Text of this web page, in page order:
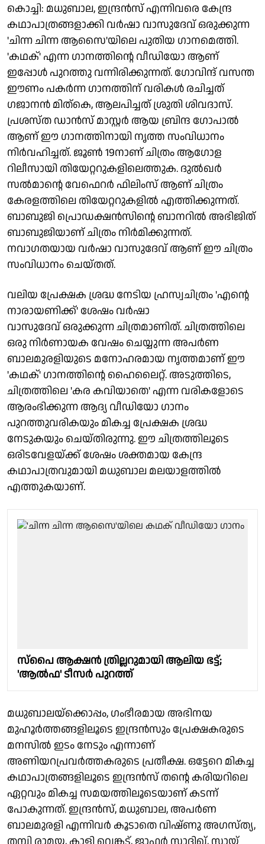
കൊച്ചി: മധുബാല, ഇന്ദ്രൻസ് എന്നിവരെ കേന്ദ്ര
കഥാപാത്രങ്ങളാക്കി വർഷാ വാസുദേവ് ഒരുക്കുന്ന
'ചിന്ന ചിന്ന ആസൈ'യിലെ പുതിയ ഗാനമെത്തി.
'കഥക്' എന്ന ഗാനത്തിന്റെ വീഡിയോ ആണ്
ഇപ്പോൾ പുറത്തു വന്നിരിക്കുന്നത്. ഗോവിന്ദ് വസന്ത
ഈണം പകർന്ന ഗാനത്തിന് വരികൾ രചിച്ചത്
ഗജാനൻ മിത്‍കെ, ആലപിച്ചത് ശ്രുതി ശിവദാസ്.
പ്രശസ്ത ഡാൻസ് മാസ്റ്റർ ആയ ബ്രിന്ദ ഗോപാൽ
ആണ് ഈ ഗാനത്തിനായി നൃത്ത സംവിധാനം
നിർവഹിച്ചത്. ജൂൺ 19നാണ് ചിത്രം ആഗോള
റിലീസായി തിയേറ്ററുകളിലെത്തുക. ദുൽഖർ
സൽമാന്റെ വേഫെറർ ഫിലിംസ് ആണ് ചിത്രം
കേരളത്തിലെ തിയേറ്ററുകളിൽ എത്തിക്കുന്നത്.
ബാബുജി പ്രൊഡക്ഷൻസിന്റെ ബാനറിൽ അഭിജിത്
ബാബുജിയാണ് ചിത്രം നിർമിക്കുന്നത്.
നവാഗതയായ വർഷാ വാസുദേവ് ആണ് ഈ ചിത്രം
സംവിധാനം ചെയ്തത്.
വലിയ പ്രേക്ഷക ശ്രദ്ധ നേടിയ ഹ്രസ്വചിത്രം 'എന്റെ
നാരായണിക്ക്' ശേഷം വർഷാ
വാസുദേവ് ഒരുക്കുന്ന ചിത്രമാണിത്. ചിത്രത്തിലെ
ഒരു നിർണായക വേഷം ചെയ്യുന്ന അപർണ
ബാലമുരളിയുടെ മനോഹരമായ നൃത്തമാണ് ഈ
'കഥക്' ഗാനത്തിന്റെ ഹൈലൈറ്റ്. അടുത്തിടെ,
ചിത്രത്തിലെ 'കര കവിയാതെ' എന്ന വരികളോടെ
ആരംഭിക്കുന്ന ആദ്യ വീഡിയോ ഗാനം
പുറത്തുവരികയും മികച്ച പ്രേക്ഷക ശ്രദ്ധ
നേടുകയും ചെയ്തിരുന്നു. ഈ ചിത്രത്തിലൂടെ
ഒരിടവേളയ്ക്ക് ശേഷം ശക്തമായ കേന്ദ്ര
കഥാപാത്രവുമായി മധുബാല മലയാളത്തിൽ
എത്തുകയാണ്.
സ്പൈ ആക്ഷൻ ത്രില്ലറുമായി ആലിയ ഭട്ട്;
'ആൽഫ' ടീസർ പുറത്ത്
മധുബാലയ്ക്കൊപ്പം, ഗംഭീരമായ അഭിനയ
മുഹൂർത്തങ്ങളിലൂടെ ഇന്ദ്രൻസും പ്രേക്ഷകരുടെ
മനസിൽ ഇടം നേടും എന്നാണ്
അണിയറപ്രവർത്തകരുടെ പ്രതീക്ഷ. ഒട്ടേറെ മികച്ച
കഥാപാത്രങ്ങളിലൂടെ ഇന്ദ്രൻസ് തൻ്റെ കരിയറിലെ
ഏറ്റവും മികച്ച സമയത്തിലൂടെയാണ് കടന്ന്
പോകുന്നത്. ഇന്ദ്രൻസ്, മധുബാല, അപർണ
ബാലമുരളി എന്നിവർ കൂടാതെ വിഷ്ണു അഗസ്ത്യ,